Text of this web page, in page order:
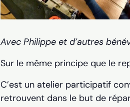
Avec Philippe et d’autres
Sur le même principe que le
C’est un atelier participatif
retrouvent dans le but de